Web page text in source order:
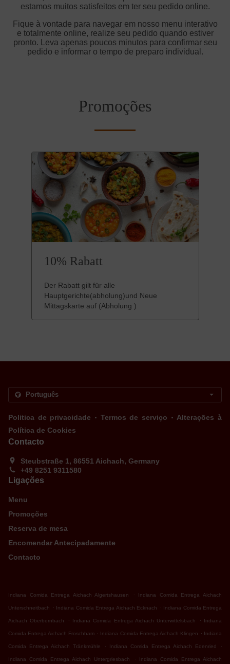
estamos muitos satisfeitos em ter seu pedido online.
Fique à vontade para navegar em nosso menu interativo
e totalmente online, realize seu pedido quando estiver
pronto. Leva apenas poucos minutos para confirmar seu
pedido e informar o tempo de preparo individual.
Promoções
10% Rabatt
Der Rabatt gilt für alle
Hauptgerichte(abholung)und Neue
Mittagskarte auf (Abholung )
Politica de privacidade . Termos de serviço . Alterações à
Política de Cookies
Contacto
Steubstraße 1, 86551 Aichach, Germany
+49 8251 9311580
Ligações
Menu
Promoções
Reserva de mesa
Encomendar Antecipadamente
Contacto
Indiana Comida Entrega Aichach Algertshausen . Indiana Comida Entrega Aichach
Unterschneitbach . Indiana Comida Entrega Aichach Ecknach . Indiana Comida Entrega
Aichach Oberbernbach . Indiana Comida Entrega Aichach Unterwittelsbach . Indiana
Comida Entrega Aichach Froschham . Indiana Comida Entrega Aichach Klingen . Indiana
Comida Entrega Aichach Tränkmühle . Indiana Comida Entrega Aichach Edenried .
Indiana Comida Entrega Aichach Untergriesbach . Indiana Comida Entrega Aichach